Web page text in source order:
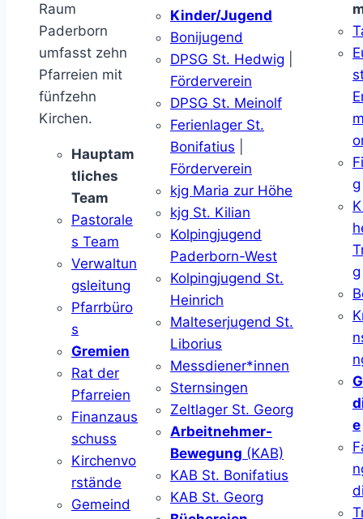
Raum
Paderborn
umfasst zehn
Pfarreien mit
fünfzehn
Kirchen.
Hauptam
tliches
Team
Pastorale
s Team
Verwaltun
gsleitung
Pfarrbüro
s
Gremien
Rat der
Pfarreien
Finanzaus
schuss
Kirchenvo
rstände
Gemeind
Kinder/Jugend
Bonijugend
DPSG St. Hedwig
Förderverein
DPSG St. Meinolf
Ferienlager St.
Bonifatius
Förderverein
kjg Maria zur Höhe
kjg St. Kilian
Kolpingjugend
Paderborn-West
Kolpingjugend St.
Heinrich
Malteserjugend St.
Liborius
Messdiener*innen
Sternsingen
Zeltlager St. Georg
Arbeitnehmer-
Bewegung (KAB)
KAB St. Bonifatius
KAB St. Georg
g
g
e